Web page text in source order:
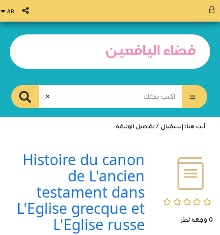
أنت هنا: إستقبال / تفاصيل الوثيقة
0/5
0 وُجْهَة نَظَر
Histoire du canon
de L'ancien
testament dans
L'Eglise grecque et
L'Eglise russe